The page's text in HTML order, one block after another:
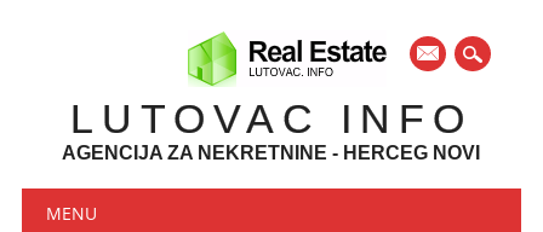
mail
LUTOVAC INFO
AGENCIJA ZA NEKRETNINE - HERCEG NOVI
Main menu
MENU